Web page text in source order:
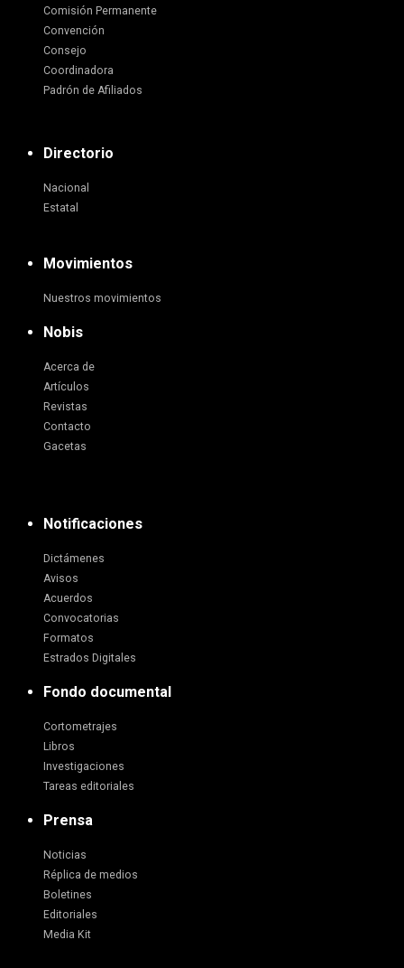
Comisión Permanente
Convención
Consejo
Coordinadora
Padrón de Afiliados
Directorio
Nacional
Estatal
Movimientos
Nuestros movimientos
Nobis
Acerca de
Artículos
Revistas
Contacto
Gacetas
Notificaciones
Dictámenes
Avisos
Acuerdos
Convocatorias
Formatos
Estrados Digitales
Fondo documental
Cortometrajes
Libros
Investigaciones
Tareas editoriales
Prensa
Noticias
Réplica de medios
Boletines
Editoriales
Media Kit